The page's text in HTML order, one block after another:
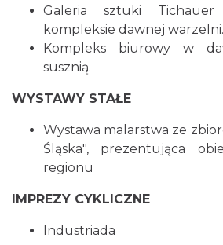
Galeria sztuki
kompleksie dawnej warzelni.
Kompleks biurowy w
susznią.
WYSTAWY STAŁE
Wystawa malarstwa ze
Śląska", prezentująca
regionu
IMPREZY CYKLICZNE
Industriada